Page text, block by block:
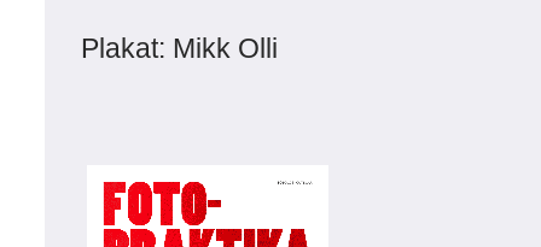
Plakat: Mikk Olli